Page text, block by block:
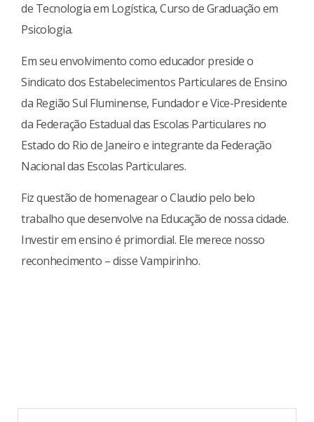
de Tecnologia em Logística, Curso de Graduação em
Psicologia.
Em seu envolvimento como educador preside o
Sindicato dos Estabelecimentos Particulares de Ensino
da Região Sul Fluminense, Fundador e Vice-Presidente
da Federação Estadual das Escolas Particulares no
Estado do Rio de Janeiro e integrante da Federação
Nacional das Escolas Particulares.
Fiz questão de homenagear o Claudio pelo belo
trabalho que desenvolve na Educação de nossa cidade.
Investir em ensino é primordial. Ele merece nosso
reconhecimento – disse Vampirinho.